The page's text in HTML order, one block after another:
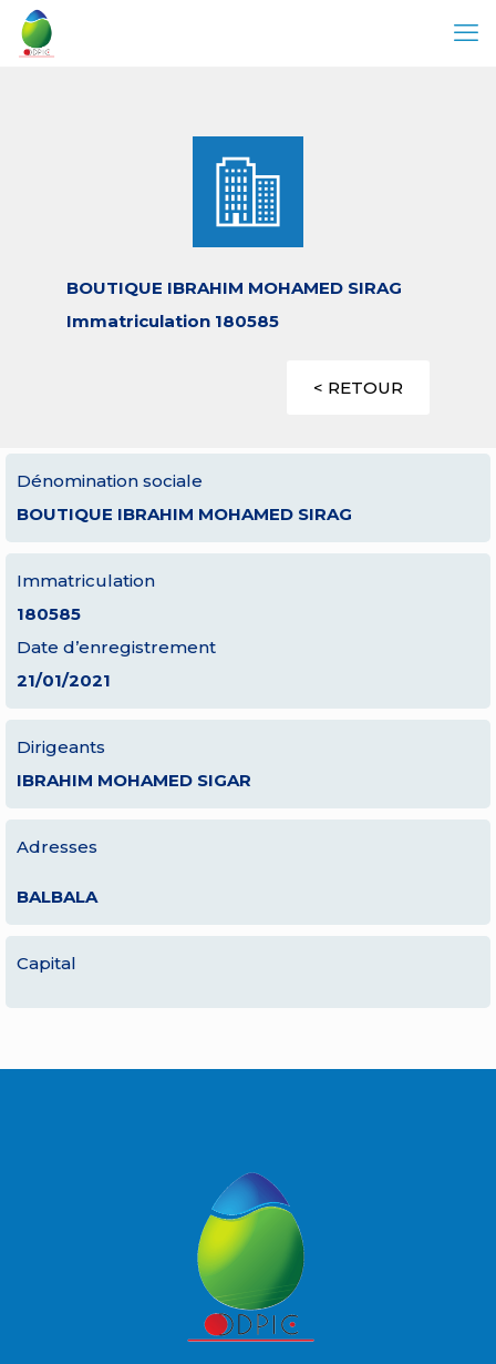
BOUTIQUE IBRAHIM MOHAMED SIRAG
Immatriculation 180585
< RETOUR
Dénomination sociale
BOUTIQUE IBRAHIM MOHAMED SIRAG
Immatriculation
180585
Date d’enregistrement
21/01/2021
Dirigeants
IBRAHIM MOHAMED SIGAR
Adresses
BALBALA
Capital